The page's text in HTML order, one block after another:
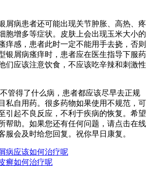
病患者还可能出现关节肿胀、高热、疼
胞增多等症状。皮肤上会出现玉米大小的
痒感，患者此时一定不能用手去挠，否则
银屑病瘙痒时，患者应在医生指导下服药
们应该注意饮食，不应该吃辛辣和刺激性
得了什么病，患者都应该尽早去正规
私自用药。很多药物如果使用不规范，可
引起不良反应，不利于疾病的恢复。希望
帮助。如果您还有任何问题，请点击在线
服会及时给您回复。祝你早日康复。
病应该如何治疗呢
癣如何治疗呢